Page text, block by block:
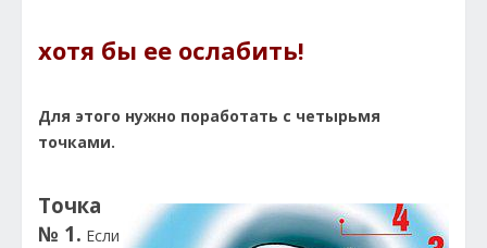
хотя бы ее ослабить!
Для этого нужно поработать с четырьмя
точками.
Точка
№ 1. Если